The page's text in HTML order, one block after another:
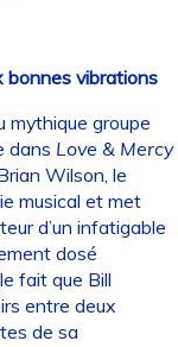
bonnes vibrations
mythique groupe
dans Love & Mercy
Wilson, le
musical et met
d’un infatigable
dosé
fait que Bill
entre deux
de sa